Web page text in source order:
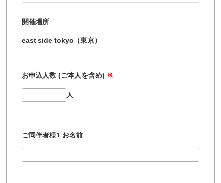
開催場所
east side tokyo（東京）
お申込人数 (ご本人を含め) ※
人
ご同伴者様1 お名前